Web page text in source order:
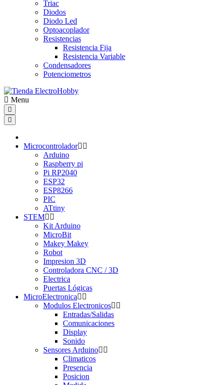
Triac
Diodos
Diodo Led
Optoacoplador
Resistencias
Resistencia Fija
Resistencia Variable
Condensadores
Potenciometros
Menu
Microcontrolador
Arduino
Raspberry pi
Pi RP2040
ESP32
ESP8266
PIC
ATtiny
STEM
Kit Arduino
MicroBit
Makey Makey
Robot
Impresion 3D
Controladora CNC / 3D
Electrica
Puertas Lógicas
MicroElectronica
Modulos Electronicos
Entradas/Salidas
Comunicaciones
Display
Sonido
Sensores Arduino
Climaticos
Presencia
Posicion